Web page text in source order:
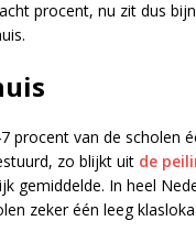
procent, nu zit dus
procent van de scholen
zo blijkt uit de
gemiddelde. In heel
zeker één leeg